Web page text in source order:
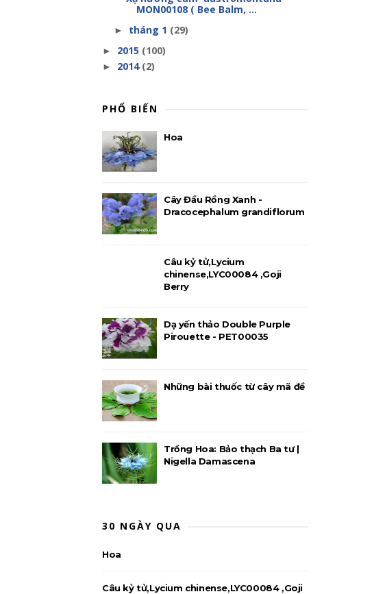
MON00108 ( Bee Balm, ...
► tháng 1 (29)
► 2015 (100)
► 2014 (2)
PHỔ BIẾN
Hoa
Cây Đầu Rồng Xanh -
Dracocephalum grandiflorum
Câu kỷ tử,Lycium
chinense,LYC00084 ,Goji
Berry
Dạ yến thảo Double Purple
Pirouette - PET00035
Những bài thuốc từ cây mã đề
Trồng Hoa: Bảo thạch Ba tư |
Nigella Damascena
30 NGÀY QUA
Hoa
Câu kỷ tử,Lycium chinense,LYC00084 ,Goji